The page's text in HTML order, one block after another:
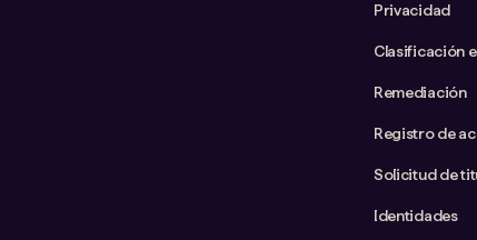
Privacidad
Clasificación
Remediación
Registro de
Solicitud de
Identidades